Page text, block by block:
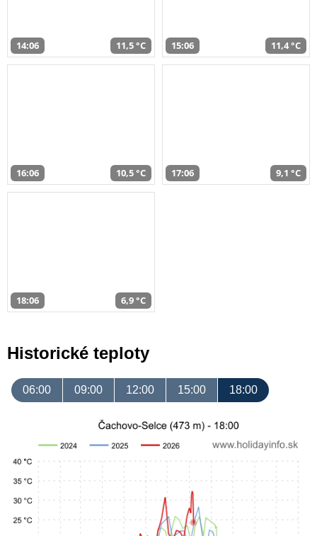
14:06 11,5 °C 15:06 11,4 °C
16:06 10,5 °C 17:06 9,1 °C
18:06 6,9 °C
Historické teploty
06:00 09:00 12:00 15:00 18:00